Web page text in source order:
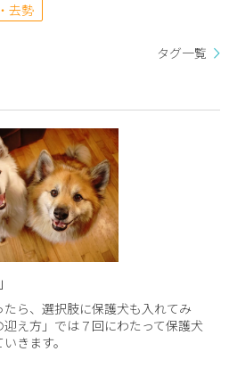
去勢
タグ一覧
ら、選択肢に保護犬も入れてみ
え方」では７回にわたって保護犬
きます。